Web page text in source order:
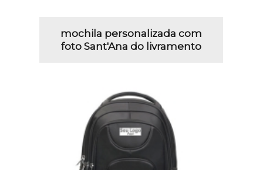
mochila personalizada com
foto Sant'Ana do livramento